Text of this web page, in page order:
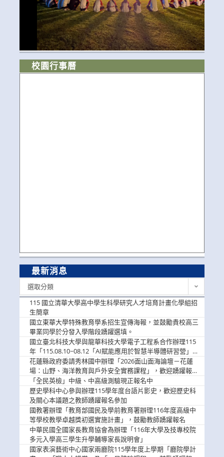
校園行事曆
最新消息
選取分類
115 國立清華大學高中學生科學研究人才培育計畫化學組招
生簡章
國立東華大學特殊教育學系招生宣傳海報，並鼓勵貴校高三
畢業同學於分發入學階段踴躍選填。
國立臺北科技大學與龍華科技大學電子工程系合作辦理115
年「115.08.10~08.12「AI賦能應用於智慧半導體研習營」，
歡迎學生踴躍報名參加
花蓮縣政府委請秀林國中辦理「2026面山面海論壇－花蓮
場：山野、海洋教育與戶外安全實務課程」，歡迎踴躍報名
參加
「全民英檢」中級、中高級測驗現正報名中
歷史學科中心參與辦理115學年度台語片影史，歡迎歷史科
及關心本議題之教師踴躍報名參加
國教署辦理「教育部國民及學前教育署辦理116年度高級中
等學校教學卓越獎初選實施計畫」，鼓勵教師踴躍報名
中華民國全國家長教育協會為辦理「116年大學及技專校院
多元入學高三學生升學輔導家長說明會」
國家表演藝術中心國家兩廳院115學年度上學期「廳院學計